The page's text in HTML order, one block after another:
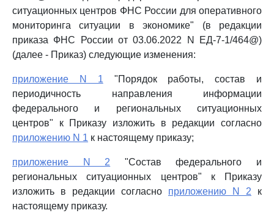
ситуационных центров ФНС России для оперативного
мониторинга ситуации в экономике" (в редакции
приказа ФНС России от 03.06.2022 N ЕД-7-1/464@)
(далее - Приказ) следующие изменения:
приложение N 1 "Порядок работы, состав и
периодичность направления информации
федерального и региональных ситуационных
центров" к Приказу изложить в редакции согласно
приложению N 1 к настоящему приказу;
приложение N 2 "Состав федерального и
региональных ситуационных центров" к Приказу
изложить в редакции согласно приложению N 2 к
настоящему приказу.